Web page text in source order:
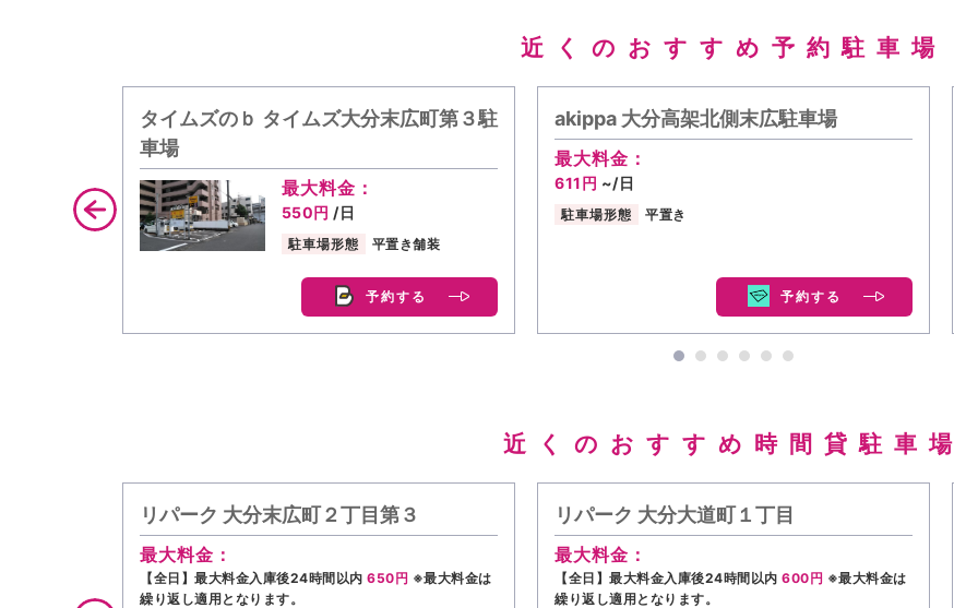
近くのおすすめ予約駐車場
タイムズのｂ タイムズ大分末広町第３駐
車場
最大料金：
550円 /日
駐車場形態 平置き舗装
予約する
akippa 大分高架北側末広駐車場
最大料金：
611円 ~/日
駐車場形態 平置き
予約する
近くのおすすめ時間貸駐車場
リパーク 大分末広町２丁目第３
最大料金：
【全日】最大料金入庫後24時間以内 650円 ※最大料金は
繰り返し適用となります。
リパーク 大分大道町１丁目
最大料金：
【全日】最大料金入庫後24時間以内 600円 ※最大料金は
繰り返し適用となります。